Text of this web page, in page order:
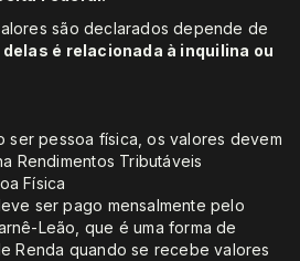
são declarados depende de
delas é relacionada à inquilina ou
ser pessoa física, os valores devem
Rendimentos Tributáveis
Física
ser pago mensalmente pelo
Leão, que é uma forma de
Renda quando se recebe valores